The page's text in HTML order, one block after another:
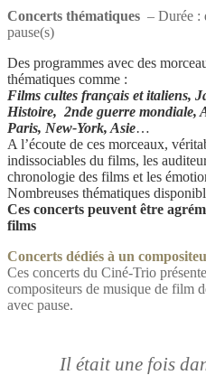
Concerts thématiques – Durée :
pause(s)
Des programmes avec des
thématiques comme :
Films cultes français et italiens,
Histoire, 2nde guerre mondiale,
Paris, New-York, Asie…
A l’écoute de ces morceaux,
indissociables du films, les
chronologie des films et les
Nombreuses thématiques
Ces concerts peuvent être
films
Concerts dédiés à un
Ces concerts du Ciné-Trio
compositeurs de musique de film
avec pause.
Il était une fois